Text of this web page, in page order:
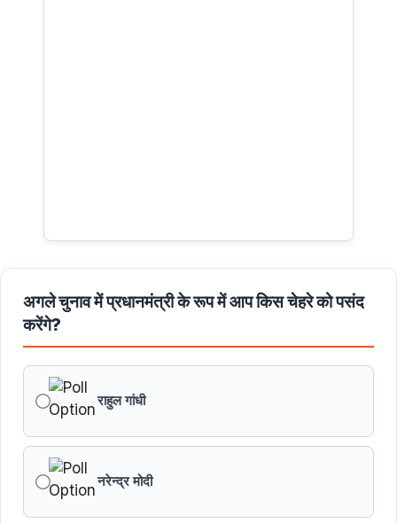
अगले चुनाव में प्रधानमंत्री के रूप में आप किस चेहरे को पसंद
करेंगे?
राहुल गांधी
नरेन्द्र मोदी